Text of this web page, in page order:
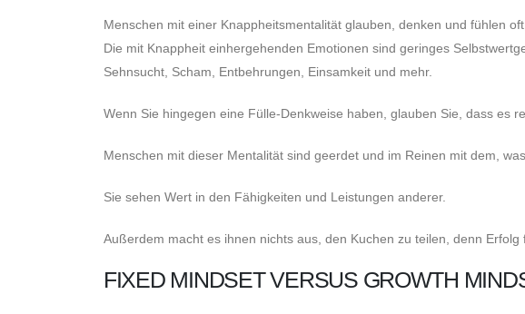
Menschen mit einer Knappheitsmentalität glauben, denken und fühlen
Die mit Knappheit einhergehenden Emotionen sind geringes
Sehnsucht, Scham, Entbehrungen, Einsamkeit und mehr.
Wenn Sie hingegen eine Fülle-Denkweise haben, glauben Sie, dass es
Menschen mit dieser Mentalität sind geerdet und im Reinen mit dem, was
Sie sehen Wert in den Fähigkeiten und Leistungen anderer.
Außerdem macht es ihnen nichts aus, den Kuchen zu teilen, denn
FIXED MINDSET VERSUS GROWTH